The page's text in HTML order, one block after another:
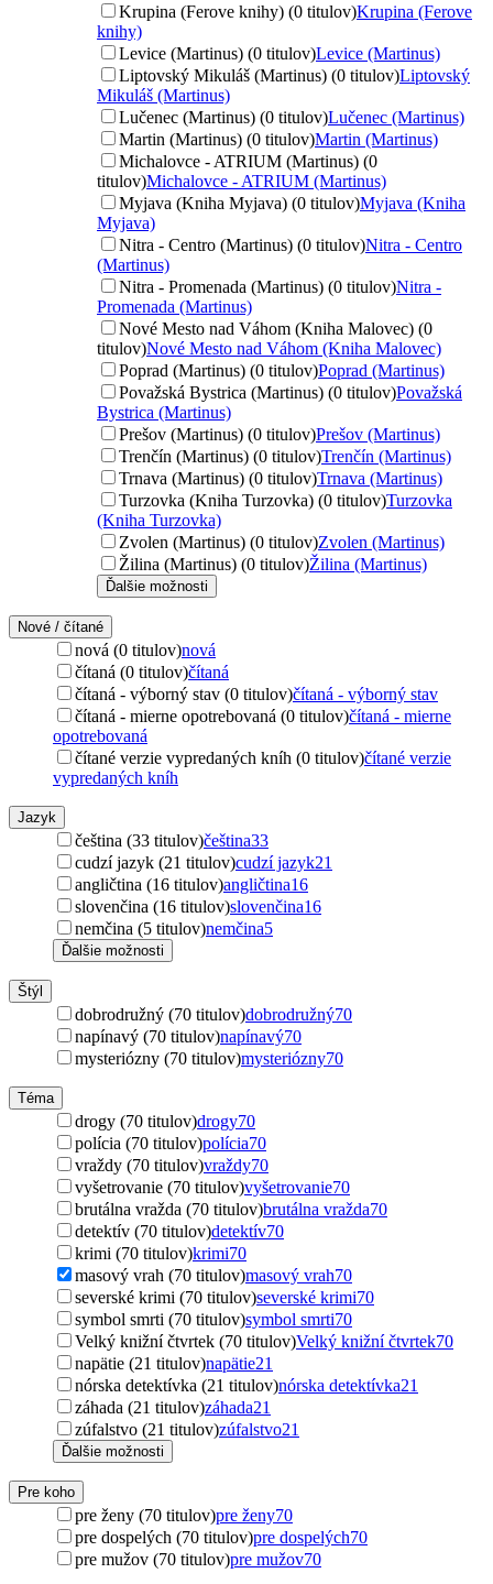
Krupina (Ferove knihy) (0 titulov)Krupina (Ferove
knihy)
Levice (Martinus) (0 titulov)Levice (Martinus)
Liptovský Mikuláš (Martinus) (0 titulov)Liptovský
Mikuláš (Martinus)
Lučenec (Martinus) (0 titulov)Lučenec (Martinus)
Martin (Martinus) (0 titulov)Martin (Martinus)
Michalovce - ATRIUM (Martinus) (0
titulov)Michalovce - ATRIUM (Martinus)
Myjava (Kniha Myjava) (0 titulov)Myjava (Kniha
Myjava)
Nitra - Centro (Martinus) (0 titulov)Nitra - Centro
(Martinus)
Nitra - Promenada (Martinus) (0 titulov)Nitra -
Promenada (Martinus)
Nové Mesto nad Váhom (Kniha Malovec) (0
titulov)Nové Mesto nad Váhom (Kniha Malovec)
Poprad (Martinus) (0 titulov)Poprad (Martinus)
Považská Bystrica (Martinus) (0 titulov)Považská
Bystrica (Martinus)
Prešov (Martinus) (0 titulov)Prešov (Martinus)
Trenčín (Martinus) (0 titulov)Trenčín (Martinus)
Trnava (Martinus) (0 titulov)Trnava (Martinus)
Turzovka (Kniha Turzovka) (0 titulov)Turzovka
(Kniha Turzovka)
Zvolen (Martinus) (0 titulov)Zvolen (Martinus)
Žilina (Martinus) (0 titulov)Žilina (Martinus)
Ďalšie možnosti
Nové / čítané
nová (0 titulov)nová
čítaná (0 titulov)čítaná
čítaná - výborný stav (0 titulov)čítaná - výborný stav
čítaná - mierne opotrebovaná (0 titulov)čítaná - mierne
opotrebovaná
čítané verzie vypredaných kníh (0 titulov)čítané verzie
vypredaných kníh
Jazyk
čeština (33 titulov)čeština33
cudzí jazyk (21 titulov)cudzí jazyk21
angličtina (16 titulov)angličtina16
slovenčina (16 titulov)slovenčina16
nemčina (5 titulov)nemčina5
Ďalšie možnosti
Štýl
dobrodružný (70 titulov)dobrodružný70
napínavý (70 titulov)napínavý70
mysteriózny (70 titulov)mysteriózny70
Téma
drogy (70 titulov)drogy70
polícia (70 titulov)polícia70
vraždy (70 titulov)vraždy70
vyšetrovanie (70 titulov)vyšetrovanie70
brutálna vražda (70 titulov)brutálna vražda70
detektív (70 titulov)detektív70
krimi (70 titulov)krimi70
masový vrah (70 titulov)masový vrah70
severské krimi (70 titulov)severské krimi70
symbol smrti (70 titulov)symbol smrti70
Velký knižní čtvrtek (70 titulov)Velký knižní čtvrtek70
napätie (21 titulov)napätie21
nórska detektívka (21 titulov)nórska detektívka21
záhada (21 titulov)záhada21
zúfalstvo (21 titulov)zúfalstvo21
Ďalšie možnosti
Pre koho
pre ženy (70 titulov)pre ženy70
pre dospelých (70 titulov)pre dospelých70
pre mužov (70 titulov)pre mužov70